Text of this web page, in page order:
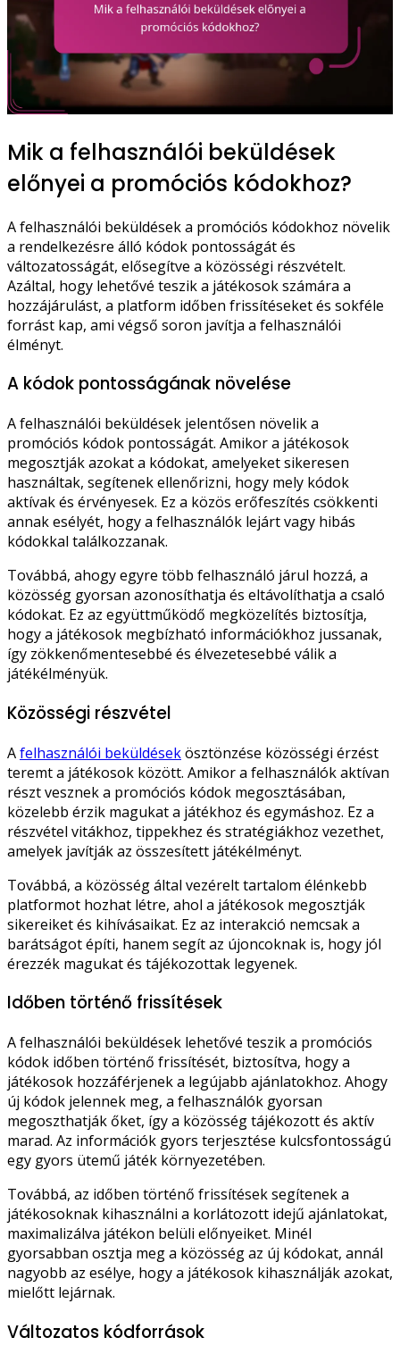
Mik a felhasználói beküldések
előnyei a promóciós kódokhoz?
A felhasználói beküldések a promóciós kódokhoz növelik
a rendelkezésre álló kódok pontosságát és
változatosságát, elősegítve a közösségi részvételt.
Azáltal, hogy lehetővé teszik a játékosok számára a
hozzájárulást, a platform időben frissítéseket és sokféle
forrást kap, ami végső soron javítja a felhasználói
élményt.
A kódok pontosságának növelése
A felhasználói beküldések jelentősen növelik a
promóciós kódok pontosságát. Amikor a játékosok
megosztják azokat a kódokat, amelyeket sikeresen
használtak, segítenek ellenőrizni, hogy mely kódok
aktívak és érvényesek. Ez a közös erőfeszítés csökkenti
annak esélyét, hogy a felhasználók lejárt vagy hibás
kódokkal találkozzanak.
Továbbá, ahogy egyre több felhasználó járul hozzá, a
közösség gyorsan azonosíthatja és eltávolíthatja a csaló
kódokat. Ez az együttműködő megközelítés biztosítja,
hogy a játékosok megbízható információkhoz jussanak,
így zökkenőmentesebbé és élvezetesebbé válik a
játékélményük.
Közösségi részvétel
Afelhasználói beküldésekösztönzése közösségi érzést
teremt a játékosok között. Amikor a felhasználók aktívan
részt vesznek a promóciós kódok megosztásában,
közelebb érzik magukat a játékhoz és egymáshoz. Ez a
részvétel vitákhoz, tippekhez és stratégiákhoz vezethet,
amelyek javítják az összesített játékélményt.
Továbbá, a közösség által vezérelt tartalom élénkebb
platformot hozhat létre, ahol a játékosok megosztják
sikereiket és kihívásaikat. Ez az interakció nemcsak a
barátságot építi, hanem segít az újoncoknak is, hogy jól
érezzék magukat és tájékozottak legyenek.
Időben történő frissítések
A felhasználói beküldések lehetővé teszik a promóciós
kódok időben történő frissítését, biztosítva, hogy a
játékosok hozzáférjenek a legújabb ajánlatokhoz. Ahogy
új kódok jelennek meg, a felhasználók gyorsan
megoszthatják őket, így a közösség tájékozott és aktív
marad. Az információk gyors terjesztése kulcsfontosságú
egy gyors ütemű játék környezetében.
Továbbá, az időben történő frissítések segítenek a
játékosoknak kihasználni a korlátozott idejű ajánlatokat,
maximalizálva játékon belüli előnyeiket. Minél
gyorsabban osztja meg a közösség az új kódokat, annál
nagyobb az esélye, hogy a játékosok kihasználják azokat,
mielőtt lejárnak.
Változatos kódforrások